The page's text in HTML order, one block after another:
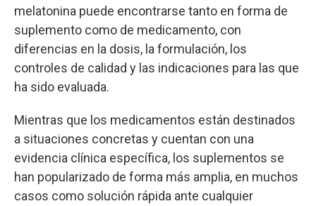
melatonina puede encontrarse tanto en forma de
suplemento como de medicamento, con
diferencias en la dosis, la formulación, los
controles de calidad y las indicaciones para las que
ha sido evaluada.
Mientras que los medicamentos están destinados
a situaciones concretas y cuentan con una
evidencia clínica específica, los suplementos se
han popularizado de forma más amplia, en muchos
casos como solución rápida ante cualquier